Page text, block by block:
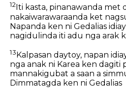
12 Iti kasta, pinanawanda met
nakaiwarawaraanda ket
Napanda ken ni Gedalias
nagidulinda iti adu nga arak
13Kalpasan daytoy, napan
nga anak ni Karea ken dagiti
mannakigubat a saan a
Dimmatagda ken ni Gedalias